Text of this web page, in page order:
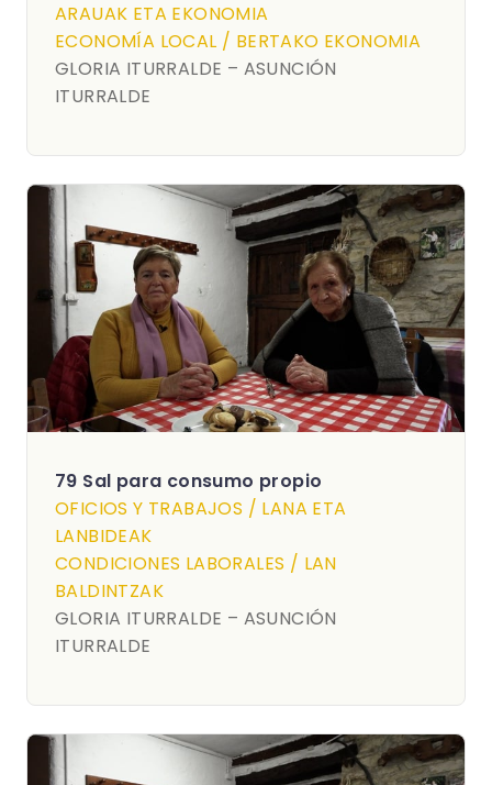
ARAUAK ETA EKONOMIA
ECONOMÍA LOCAL / BERTAKO EKONOMIA
GLORIA ITURRALDE – ASUNCIÓN
ITURRALDE
79 Sal para consumo propio
OFICIOS Y TRABAJOS / LANA ETA
LANBIDEAK
CONDICIONES LABORALES / LAN
BALDINTZAK
GLORIA ITURRALDE – ASUNCIÓN
ITURRALDE